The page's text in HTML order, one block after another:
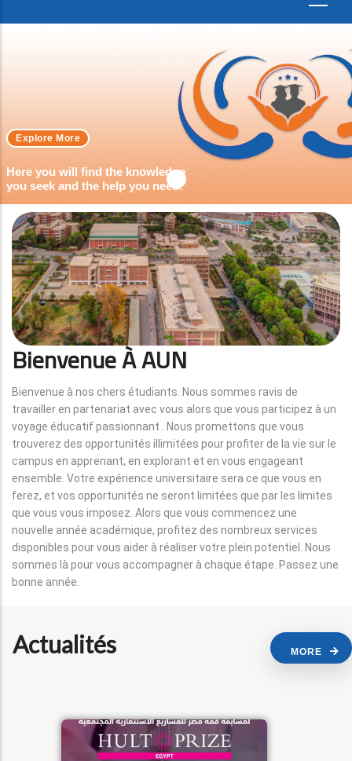
Here you will find the knowledge
you seek and the help you need.
Explore More
Bienvenue À AUN
Bienvenue à nos chers étudiants. Nous sommes ravis de
travailler en partenariat avec vous alors que vous participez à un
voyage éducatif passionnant . Nous promettons que vous
trouverez des opportunités illimitées pour profiter de la vie sur le
campus en apprenant, en explorant et en vous engageant
ensemble. Votre expérience universitaire sera ce que vous en
ferez, et vos opportunités ne seront limitées que par les limites
que vous vous imposez. Alors que vous commencez une
nouvelle année académique, profitez des nombreux services
disponibles pour vous aider à réaliser votre plein potentiel. Nous
sommes là pour vous accompagner à chaque étape. Passez une
bonne année.
Actualités MORE